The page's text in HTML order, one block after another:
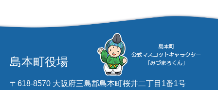
島本町役場
〒618-8570 大阪府三島郡島本町桜井二丁目1番1号